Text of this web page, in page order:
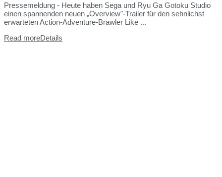
Pressemeldung - Heute haben Sega und Ryu Ga Gotoku Studio
einen spannenden neuen „Overview"-Trailer für den sehnlichst
erwarteten Action-Adventure-Brawler Like ...
Read moreDetails